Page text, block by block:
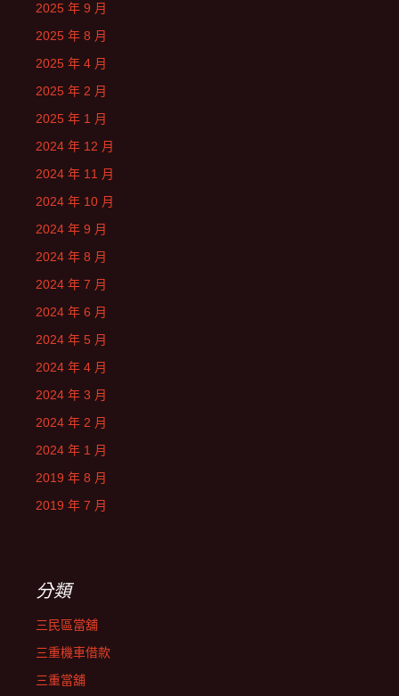
2025 年 9 月
2025 年 8 月
2025 年 4 月
2025 年 2 月
2025 年 1 月
2024 年 12 月
2024 年 11 月
2024 年 10 月
2024 年 9 月
2024 年 8 月
2024 年 7 月
2024 年 6 月
2024 年 5 月
2024 年 4 月
2024 年 3 月
2024 年 2 月
2024 年 1 月
2019 年 8 月
2019 年 7 月
分類
三民區當舖
三重機車借款
三重當舖